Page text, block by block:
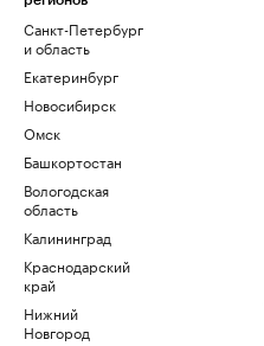
Санкт-Петербург
и область
Екатеринбург
Новосибирск
Омск
Башкортостан
Вологодская
область
Калининград
Краснодарский
край
Нижний
Новгород